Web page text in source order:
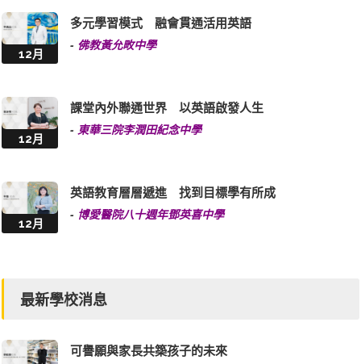
12月
多元學習模式 融會貫通活用英語
- 佛教黃允畋中學
12月
課堂內外聯通世界 以英語啟發人生
- 東華三院李潤田紀念中學
12月
英語教育層層遞進 找到目標學有所成
- 博愛醫院八十週年鄧英喜中學
最新學校消息
可譽願與家長共築孩子的未來